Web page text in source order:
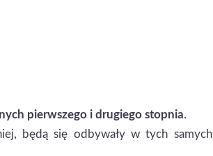
pierwszego i drugiego stopnia.
będą się odbywały w tych samych